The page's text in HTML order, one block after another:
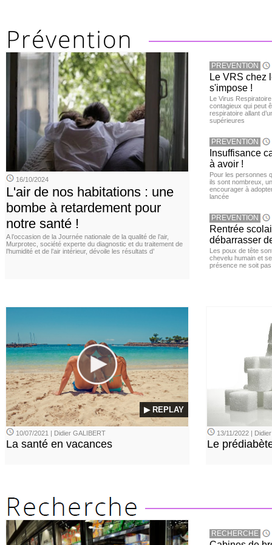
16/10/2024
L'air de nos habitations : une
bombe à retardement pour
notre santé !
A l’occasion de la Journée nationale de la qualité de l’air,
Murprotec, société experte du diagnostic et du traitement de
l’humidité et de l’air intérieur, dévoile les résultats d’
PREVENTION
Le VRS chez
s'impose !
Le Virus
contagieux qui peut
respiratoire allant
supérieures
PREVENTION
Insuffisance
à avoir !
Pour les personnes
ils sont nombreux,
encourager à
lancée
PREVENTION
Rentrée
débarrasser
Les poux de tête
chevelu humain et
présence ne soit
▶ REPLAY
10/07/2021 | Didier GALIBERT
La santé en vacances
13/11/2022 |
Le
RECHERCHE